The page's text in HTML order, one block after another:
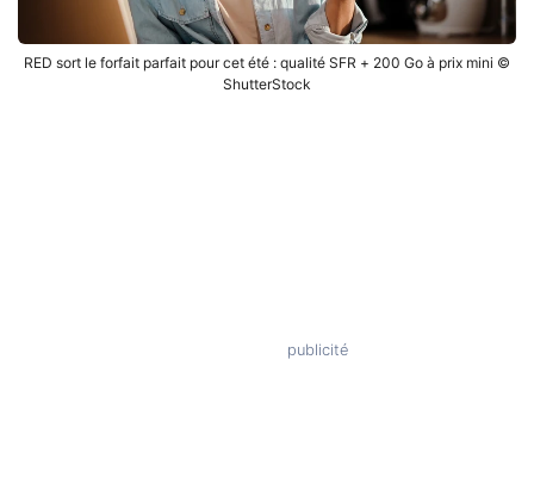
RED sort le forfait parfait pour cet été : qualité SFR + 200 Go à prix mini ©
ShutterStock